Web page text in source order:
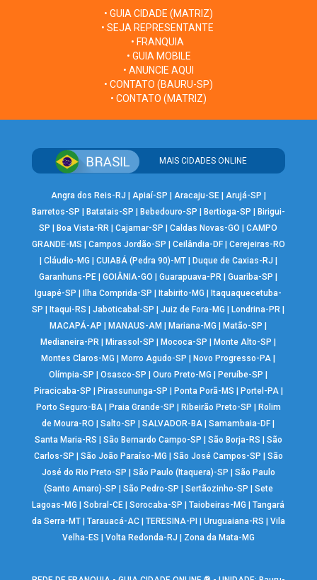
• GUIA CIDADE (MATRIZ)
• SEJA REPRESENTANTE
• FRANQUIA
• GUIA MOBILE
• ANUNCIE AQUI
• CONTATO (BAURU-SP)
• CONTATO (MATRIZ)
MAIS CIDADES ONLINE
Angra dos Reis-RJ | Apiaí-SP | Aracaju-SE| Arujá-SP |
Barretos-SP | Batatais-SP | Bebedouro-SP | Bertioga-SP | Birigui-
SP |Boa Vista-RR |Cajamar-SP |Caldas Novas-GO |CAMPO
GRANDE-MS | Campos Jordão-SP | Ceilândia-DF| Cerejeiras-RO
| Cláudio-MG | CUIABÁ (Pedra 90)-MT| Duque de Caxias-RJ |
Garanhuns-PE |GOIÂNIA-GO |Guarapuava-PR |Guariba-SP |
Iguapé-SP |Ilha Comprida-SP |Itabirito-MG |Itaquaquecetuba-
SP |Itaqui-RS |Jaboticabal-SP |Juiz de Fora-MG |Londrina-PR |
MACAPÁ-AP |MANAUS-AM |Mariana-MG |Matão-SP |
Medianeira-PR |Mirassol-SP |Mococa-SP |Monte Alto-SP |
Montes Claros-MG |Morro Agudo-SP |Novo Progresso-PA |
Olímpia-SP |Osasco-SP |Ouro Preto-MG |Peruíbe-SP |
Piracicaba-SP | Pirassununga-SP | Ponta Porã-MS | Portel-PA|
Porto Seguro-BA| Praia Grande-SP | Ribeirão Preto-SP | Rolim
de Moura-RO |Salto-SP |SALVADOR-BA |Samambaia-DF |
Santa Maria-RS | São Bernardo Campo-SP | São Borja-RS | São
Carlos-SP | São João Paraíso-MG | São José Campos-SP | São
José do Rio Preto-SP | São Paulo (Itaquera)-SP | São Paulo
(Santo Amaro)-SP | São Pedro-SP | Sertãozinho-SP | Sete
Lagoas-MG |Sobral-CE |Sorocaba-SP |Taiobeiras-MG |Tangará
da Serra-MT| Tarauacá-AC| TERESINA-PI | Uruguaiana-RS | Vila
Velha-ES | Volta Redonda-RJ | Zona da Mata-MG